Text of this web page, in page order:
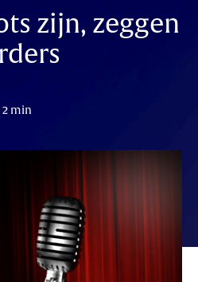
zijn, zeggen
2 min